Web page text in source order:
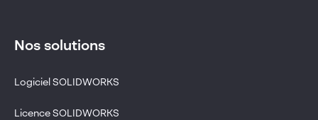
Nos solutions
Logiciel SOLIDWORKS
Licence SOLIDWORKS